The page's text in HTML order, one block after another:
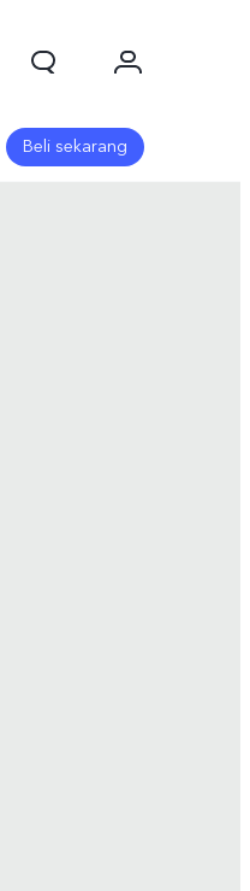
Beli sekarang